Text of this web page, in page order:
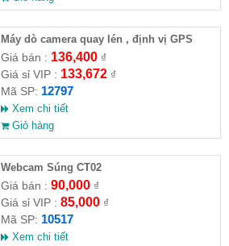
Máy dò camera quay lén , định vị GPS
Giá bán : 136,400₫
Giá sỉ VIP : 133,672₫
Mã SP: 12797
Xem chi tiết
Giỏ hàng
Webcam Súng CT02
Giá bán : 90,000₫
Giá sỉ VIP : 85,000₫
Mã SP: 10517
Xem chi tiết